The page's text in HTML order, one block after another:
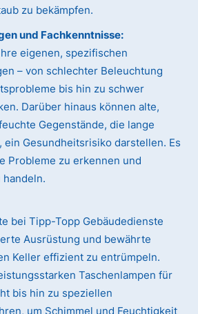
zu bekämpfen.
und Fachkenntnisse:
eigenen, spezifischen
– von schlechter Beleuchtung
bis hin zu schwer
Darüber hinaus können alte,
Gegenstände, die lange
Gesundheitsrisiko darstellen. Es
Probleme zu erkennen und
bei Tipp-Topp Gebäudedienste
Ausrüstung und bewährte
Keller effizient zu entrümpeln.
Taschenlampen für
bis hin zu speziellen
um Schimmel und Feuchtigkeit